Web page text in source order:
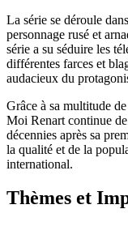
La série se déroule
personnage rusé et
série a su séduire les
différentes farces et
audacieux du
Grâce à sa multitude
Moi Renart continue
décennies après sa
la qualité et de la
international.
Thèmes et